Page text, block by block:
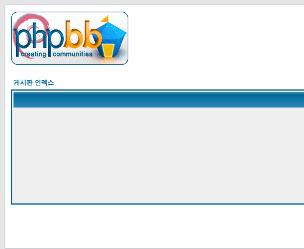
게시판 인덱스